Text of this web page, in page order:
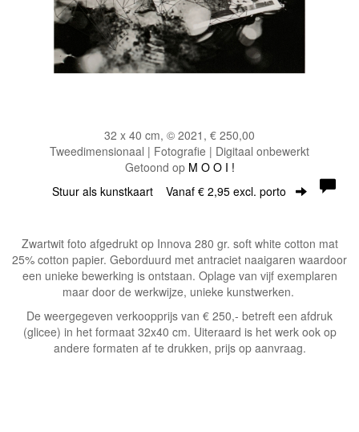
32 x 40 cm, © 2021, € 250,00
Tweedimensionaal | Fotografie | Digitaal onbewerkt
Getoond op M O O I !
Stuur als kunstkaart Vanaf € 2,95 excl. porto
Zwartwit foto afgedrukt op Innova 280 gr. soft white cotton mat
25% cotton papier. Geborduurd met antraciet naaigaren waardoor
een unieke bewerking is ontstaan. Oplage van vijf exemplaren
maar door de werkwijze, unieke kunstwerken.
De weergegeven verkoopprijs van € 250,- betreft een afdruk
(glicee) in het formaat 32x40 cm. Uiteraard is het werk ook op
andere formaten af te drukken, prijs op aanvraag.